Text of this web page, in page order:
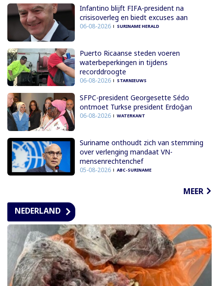
Infantino blijft FIFA-president na
crisisoverleg en biedt excuses aan
06-08-2026 SURINAME HERALD
Puerto Ricaanse steden voeren
waterbeperkingen in tijdens
recorddroogte
06-08-2026 STARNIEUWS
SFPC-president Georgesette Sédo
ontmoet Turkse president Erdoğan
06-08-2026 WATERKANT
Suriname onthoudt zich van stemming
over verlenging mandaat VN-
mensenrechtenchef
05-08-2026 ABC-SURINAME
MEER
NEDERLAND